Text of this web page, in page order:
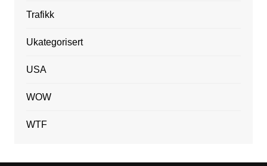
Trafikk
Ukategorisert
USA
WOW
WTF